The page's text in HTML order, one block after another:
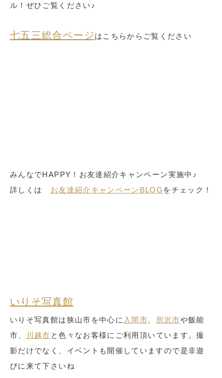
ル！ぜひご覧ください♪
七五三総合ページはこちらからご覧ください
みんなでHAPPY！お友達紹介キャンペーン実施中♪
詳しくは お友達紹介キャンペーンBLOG をチェック！
いりそ写真館
いりそ写真館は狭山市を中心に 入間市 所沢市や飯能
市、
川越市 と色々なお客様にご利用頂いています。撮
影だけでなく、イベントも開催していますので是非遊
びに来て下さいね